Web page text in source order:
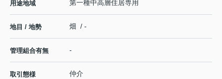
用途地域 第一種中高層住居専用
地目 / 地勢 畑 / -
管理組合有無 -
取引態様 仲介